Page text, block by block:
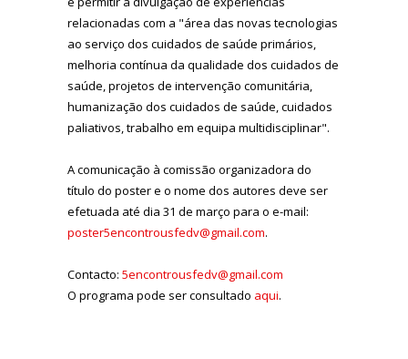
relacionadas com a "área das novas tecnologias
ao serviço dos cuidados de saúde primários,
melhoria contínua da qualidade dos cuidados de
saúde, projetos de intervenção comunitária,
humanização dos cuidados de saúde, cuidados
paliativos, trabalho em equipa multidisciplinar".
A comunicação à comissão organizadora do
título do poster e o nome dos autores deve ser
efetuada até dia 31 de março para o e-mail:
poster5encontrousfedv@gmail.com.
Contacto: 5encontrousfedv@gmail.com
O programa pode ser consultado aqui.